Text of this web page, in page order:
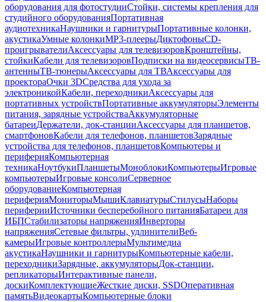
оборудования для фотостудииСтойки, системы крепления для
студийного оборудованияПортативная
аудиотехникаНаушники и гарнитурыПортативные колонки,
акустикаУмные колонкиMP3-плеерыДиктофоныCD-
проигрывателиАксессуары для телевизоровКронштейны,
стойкиКабели для телевизоровПодписки на видеосервисыТВ-
антенныТВ-тюнерыАксессуары для ТВАксессуары для
проектораОчки 3DСредства для ухода за
электроникойКабели, переходникиАксессуары для
портативных устройствПортативные аккумуляторыЭлементы
питания, зарядные устройстваАккумуляторные
батареиДержатели, док-станцииАксессуары для планшетов,
смартфоновКабели для телефонов, планшетовЗарядные
устройства для телефонов, планшетовКомпьютеры и
периферияКомпьютерная
техникаНоутбукиПланшетыМоноблокиКомпьютерыИгровые
компьютерыИгровые консолиСерверное
оборудованиеКомпьютерная
периферияМониторыМышиКлавиатурыСтилусыНаборы
периферииИсточники бесперебойного питанияБатареи для
ИБПСтабилизаторы напряженияИнверторы
напряженияСетевые фильтры, удлинителиВеб-
камерыИгровые контроллерыМультимедиа
акустикаНаушники и гарнитурыКомпьютерные кабели,
переходникиЗарядные, аккумуляторыДок-станции,
репликаторыИнтерактивные панели,
доскиКомплектующиеЖесткие диски, SSDОперативная
памятьВидеокартыКомпьютерные блоки